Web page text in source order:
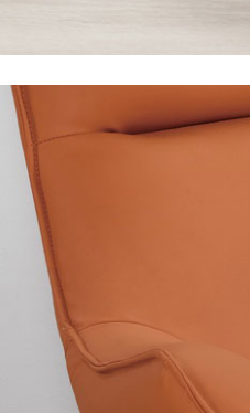
暫無配送地區：彰化、南投
（可於LINE線上詢問 →
加收說明
其它注意事項
本司貨車運送如因路況不
本公司除了盡最大努力完
訂購前請確認商品
為主。
非因本公司問題而
狀態與完整包裝。
台北市、新北市地
本公司部份商品
為因素導致商品損
到貨7日內為鑑賞
如欲放置營業場所
訂單成立時請儘速於三
請密切注意。